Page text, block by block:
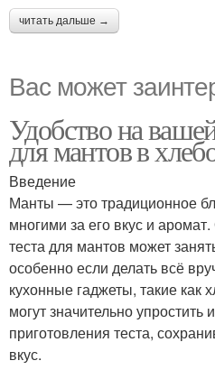
читать дальше →
Вас может
Удобство на
для мантов в
Введение
Манты — это традиционное
многими за его вкус и
теста для мантов может
особенно если делать всё
кухонные гаджеты, такие как
могут значительно упростить
приготовления теста,
вкус.